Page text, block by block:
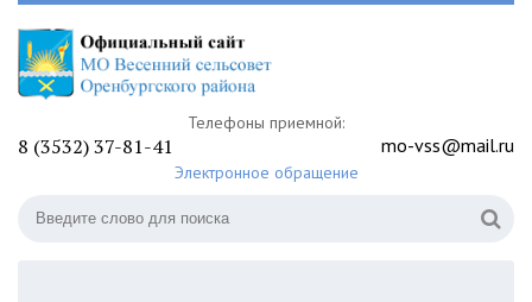
Телефоны приемной:
8 (3532) 37-81-41 mo-vss@mail.ru
Электронное обращение